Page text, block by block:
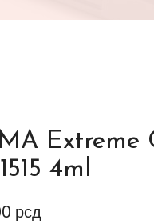
4ml
рсд